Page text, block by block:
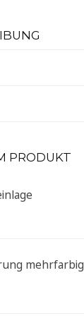
PRODUKT
mehrfarbig